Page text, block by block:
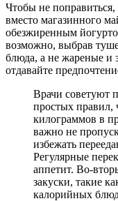
Чтобы не
вместо магазинного
обезжиренным
возможно, выбрав
блюда, а не жареные и
отдавайте
Врачи советуют
простых правил,
килограммов в
важно не
избежать
Регулярные
аппетит. Во-
закуски, такие
калорийных